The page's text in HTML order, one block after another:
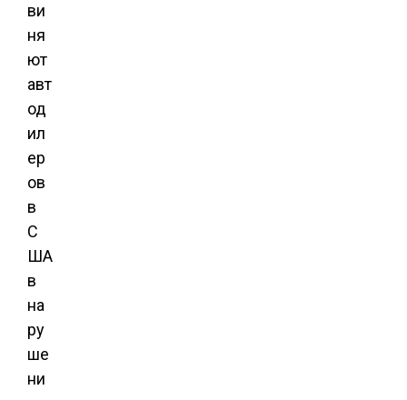
ви
ня
ют
авт
од
ил
ер
ов
в
С
ША
в
на
ру
ше
ни